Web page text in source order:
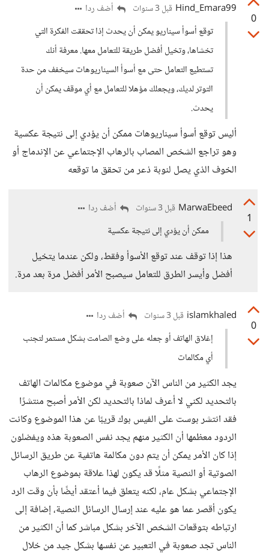
0
Hind_Emara99 قبل 3 سنوات
أضف ردا
توقع أسوأ سيناريو يمكن أن يحدث إذا تحققت الفكرة التي
تخشاها، وتخيل أفضل طريقة للتعامل معها. معرفة أنك
تستطيع التعامل حتى مع أسوأ السيناريوهات سيخفف من حدة
التوتر لديك، ويجعلك مؤهلا للتعامل مع أي موقف يمكن أن
يحدث.
أليس توقع أسوأ سيناريوهات ممكن أن يؤدي إلى نتيجة عكسية
وهو تراجع الشخص المصاب بالرهاب الإجتماعي عن الإندماج أو
الخوف الذي يصل لنوبة ذعر من تحقق ما توقعه
1
MarwaEbeed قبل 3 سنوات
أضف ردا
ممكن أن يؤدي إلى نتيجة عكسية
هذا إذا توقف عند توقع الأسوأ وفقط، ولكن عندما يتخيل
أفضل وأيسر الطرق للتعامل سيصبح الأمر أفضل مرة بعد مرة.
0
islamkhaled قبل 3 سنوات
أضف ردا
إغلاق الهاتف أو جعله على وضع الصامت بشكل مستمر لتجنب
أي مكالمات
يجد الكثير من الناس الآن صعوبة في موضوع مكالمات الهاتف
بالتحديد لكني لا أعرف لماذا بالتحديد لكن الأمر أصبح منتشرًا
فقد انتشر بوست على الفيس بوك قريبًا عن هذا الموضوع وكانت
الردود معظمها أن الكثير منهم يجد نفس الصعوبة هذه ويفضلون
إذا كان الأمر يمكن أن يتم دون مكالمة هاتفية عن طريق الرسائل
الصوتية أو النصية مثلًا قد يكون لهذا علاقة بموضوع الرهاب
الإجتماعي بشكل عام، لكنه يتعلق فيما أعتقد أيضًا بأن وقت الرد
يكون أقصر عما هو عليه عند إرسال الرسائل النصية، إضافة إلى
ارتباطه بتوقعات الشخص الآخر بشكل مباشر كما أن الكثير من
الناس تجد صعوبة في التعبير عن نفسها بشكل جيد من خلال